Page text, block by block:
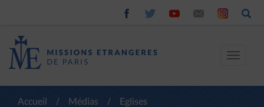
Toggle
Accueil / Médias /
Eglises